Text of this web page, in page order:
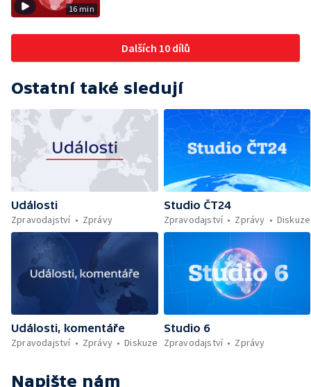
16 min
Dalších 10 dílů
Ostatní také sledují
Události
Zpravodajství
Zprávy
Studio ČT24
Zpravodajství
Zprávy Diskuze
Události, komentáře
Zpravodajství
Zprávy Diskuze
Studio 6
Zpravodajství
Zprávy
Napište nám